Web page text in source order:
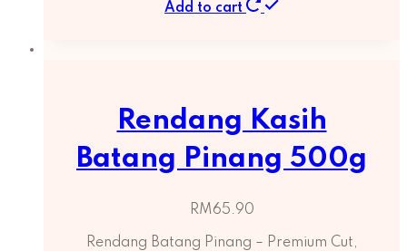
Add to cart
Rendang Kasih
Batang Pinang 500g
RM65.90
Rendang Batang Pinang – Premium Cut,